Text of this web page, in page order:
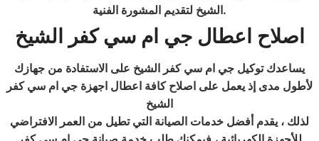
الشيخ لتقديم المشورة الفنية .
اصلاح اعطال جي ام سيكفر الشيخ
يساعدك توكيل جي ام سي كفر الشيخ على الاستفادة من جهازك
لأطول مدى إذ يعمل على اصلاح كافة اعطال اجهزة جي ام سي كفر
الشيخ
لذلك ، يقدم أفضل خدمات الصيانة التي تطيل من العمر الافتراضي